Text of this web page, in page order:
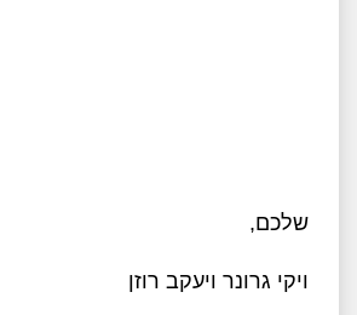
שלכם,
ויקי גרונר ויעקב רוזן